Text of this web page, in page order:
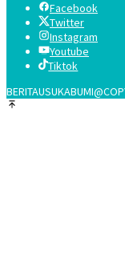
Facebook
Twitter
Instagram
Youtube
Tiktok